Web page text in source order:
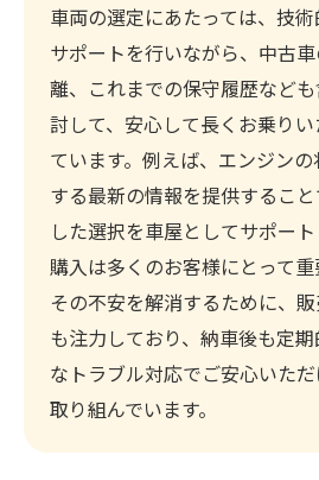
車両の選定にあたっては、技
サポートを行いながら、中古
離、これまでの保守履歴など
討して、安心して長くお乗り
ています。例えば、エンジン
する最新の情報を提供するこ
した選択を車屋としてサポー
購入は多くのお客様にとって重
その不安を解消するために、
も注力しており、納車後も定
なトラブル対応でご安心いた
取り組んでいます。